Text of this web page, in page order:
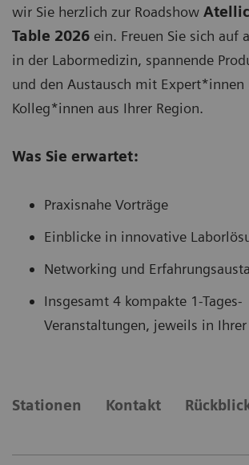
wir Sie herzlich zur Roadshow
Table 2026 ein. Freuen Sie sich auf
in der Labormedizin, spannende
und den Austausch mit Expert*innen
Kolleg*innen aus Ihrer Region.
Was Sie erwartet:
Praxisnahe Vorträge
Einblicke in innovative
Networking und
Insgesamt 4 kompakte 1-Tages-
Veranstaltungen, jeweils in Ihrer
Stationen Kontakt